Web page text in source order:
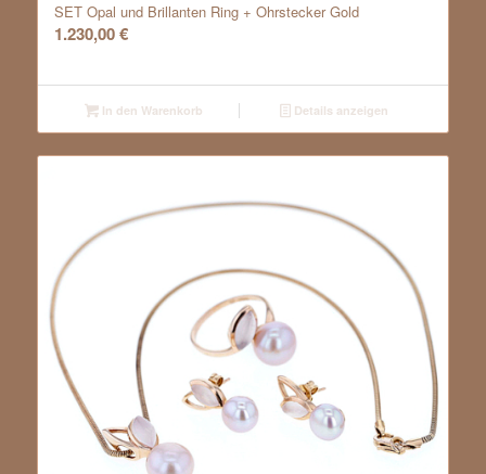
SET Opal und Brillanten Ring + Ohrstecker Gold
1.230,00€
In den Warenkorb Details anzeigen